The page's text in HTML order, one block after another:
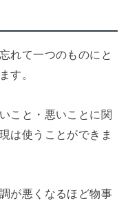
れて一つのものにと
す。
こと・悪いことに関
は使うことができま
が悪くなるほど物事